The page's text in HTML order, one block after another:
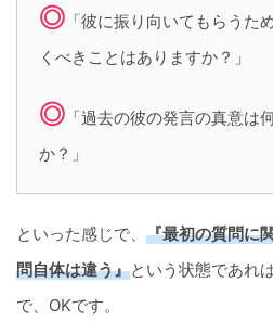
◎ 「彼に振り向いてもらうた
くべきことはありますか？」
◎ 「過去の彼の発言の真意は
か？」
といった感じで、 『最初の質問に
問自体は違う』という状態であれ
で、OKです。